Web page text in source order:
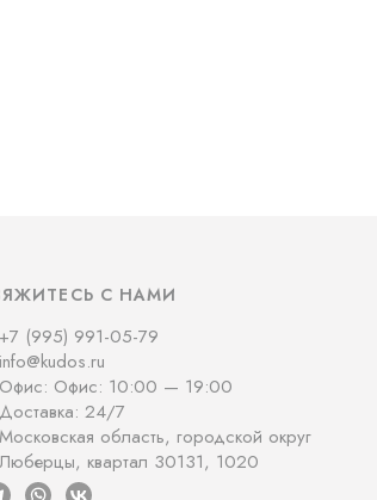
С НАМИ
(995) 991-05-79
info@kudos.ru
Офис: Офис: 10:00 — 19:00
Доставка: 24/7
Московская область, городской округ
Люберцы, квартал 30131, 1020